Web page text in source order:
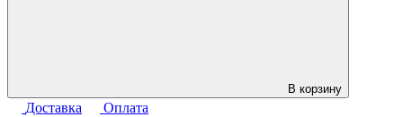
В корзину
Доставка Оплата